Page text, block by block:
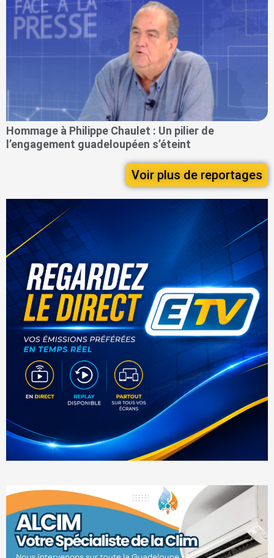
Hommage à Philippe Chaulet : Un pilier de
l’engagement guadeloupéen s’éteint
Voir plus de reportages